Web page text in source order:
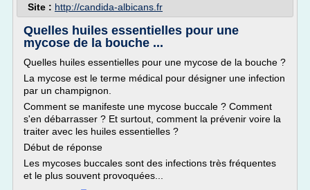
Site : http://candida-albicans.fr
Quelles huiles essentielles pour une
mycose de la bouche ...
Quelles huiles essentielles pour une mycose de la bouche ?
La mycose est le terme médical pour désigner une infection
par un champignon.
Comment se manifeste une mycose buccale ? Comment
s'en débarrasser ? Et surtout, comment la prévenir voire la
traiter avec les huiles essentielles ?
Début de réponse
Les mycoses buccales sont des infections très fréquentes
et le plus souvent provoquées...